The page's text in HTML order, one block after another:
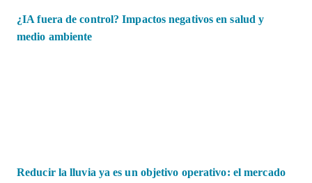
¿IA fuera de control? Impactos negativos en salud y
medio ambiente
Reducir la lluvia ya es un objetivo operativo: el mercado